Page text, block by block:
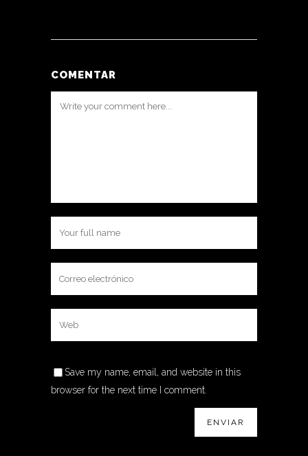
COMENTAR
Save my name, email, and website in this
browser for the next time I comment.